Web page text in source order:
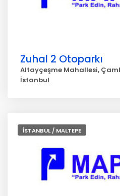
Zuhal 2 Otoparkı
Altayçeşme Mahallesi,
İstanbul
İSTANBUL / MALTEPE